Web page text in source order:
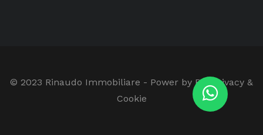
© 2023 Rinaudo Immobiliare - Power by RB.
Privacy &
Cookie